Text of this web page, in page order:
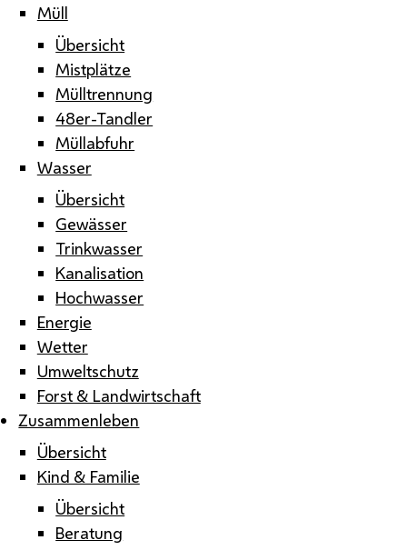
Müll
Übersicht
Mistplätze
Mülltrennung
48er-Tandler
Müllabfuhr
Wasser
Übersicht
Gewässer
Trinkwasser
Kanalisation
Hochwasser
Energie
Wetter
Umweltschutz
Forst & Landwirtschaft
Zusammenleben
Übersicht
Kind & Familie
Übersicht
Beratung